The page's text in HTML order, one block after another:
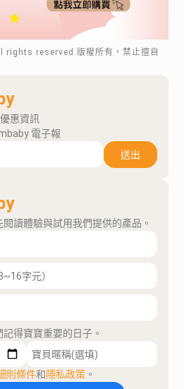
rights reserved.版權所有，禁止擅自
惠資訊
電子報
送出
讀體驗與試用我們提供的產品。
得寶寶重要的日子。
則條件和隱私政策 。